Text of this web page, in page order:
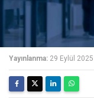
Yayınlanma: 29 Eylül